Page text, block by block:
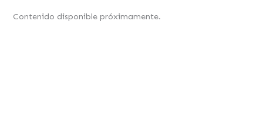
Contenido disponible próximamente.